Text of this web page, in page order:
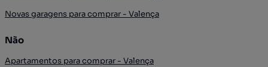
Novas garagens para comprar - Valença
Não
Apartamentos para comprar - Valença